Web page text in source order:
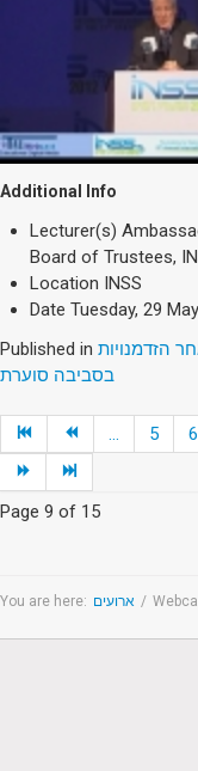
Additional Info
Lecturer(s)
Board of Trustees,
Location INSS
Date Tuesday, 29
Published in 21: בחיפוש אחר הזדמנויות
בסביבה סוערת
... 5 6
Page 9 of 15
You are here: ארועים /